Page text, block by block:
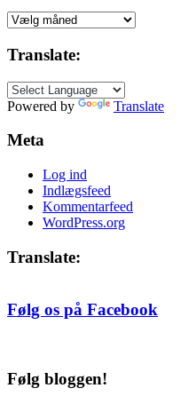
Indlæg
2005,
måned
Translate:
Powered by Translate
Meta
Log ind
Indlægsfeed
Kommentarfeed
WordPress.org
Translate:
Følg os på Facebook
Følg bloggen!